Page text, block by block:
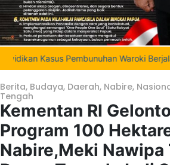
Waroki Berjalan Transparan
Berita, Budaya, Daerah, Nabire,
Tengah
Kementan RI
Program 100
Nabire,Meki Nawipa